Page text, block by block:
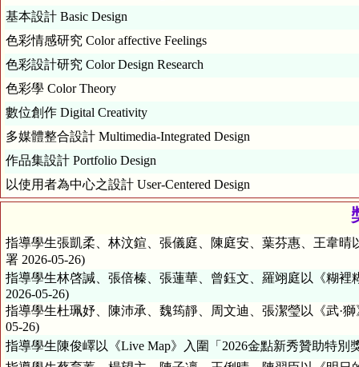
基本設計 Basic Design
色彩情感研究 Color affective Feelings
色彩設計研究 Color Design Research
色彩學 Color Theory
數位創作 Digital Creativity
多媒體整合設計 Multimedia-Integrated Design
作品集設計 Portfolio Design
以使用者為中心之設計 User-Centered Design
指導學生張凱柔、林汶鍹、張儀庭、陳庭安、葉芬惠、王韋
署 2026-05-26)
指導學生林啓諴、張倍榛、張蓮華、曾鈺文、羅翊庭以《糊
2026-05-26)
指導學生杜珮妤、陳沛承、魏筠靜、周文迪、張潔瑩以《武·
05-26)
指導學生陳俊嶧以《Live Map》入圍「2026金點新秀贊助特別